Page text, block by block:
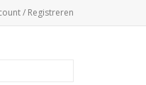
/ Registreren